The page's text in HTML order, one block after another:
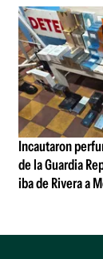
Incautaron
de la Guardia
iba de Rivera a